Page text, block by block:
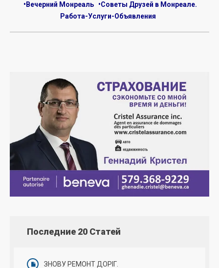
•Вечерний Монреаль
•Советы Друзей в Монреале.
Работа-Услуги-Объявления
Последние 20 Статей
ЗНОВУ РЕМОНТ ДОРІГ.